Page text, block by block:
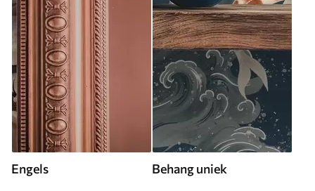
Engels Behang uniek